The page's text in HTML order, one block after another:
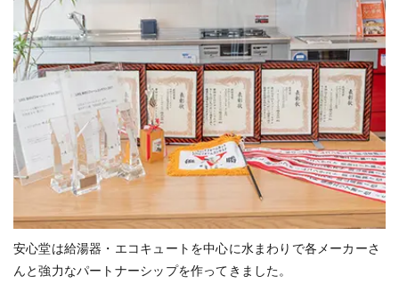
安心堂は給湯器・エコキュートを中心に水まわりで各メーカーさ
んと強⼒なパートナーシップを作ってきました。